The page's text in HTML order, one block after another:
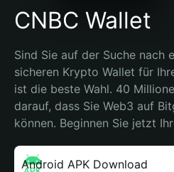
CNBC Wallet
Sind Sie auf der Suche nach
sicheren Krypto Wallet für
ist die beste Wahl. 40
darauf, dass Sie Web3 auf
können. Beginnen Sie jetzt
Android APK Download